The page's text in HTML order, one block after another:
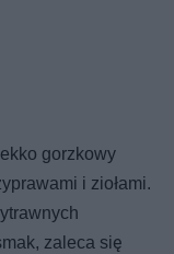
gorzkowy
i ziołami.
zaleca się